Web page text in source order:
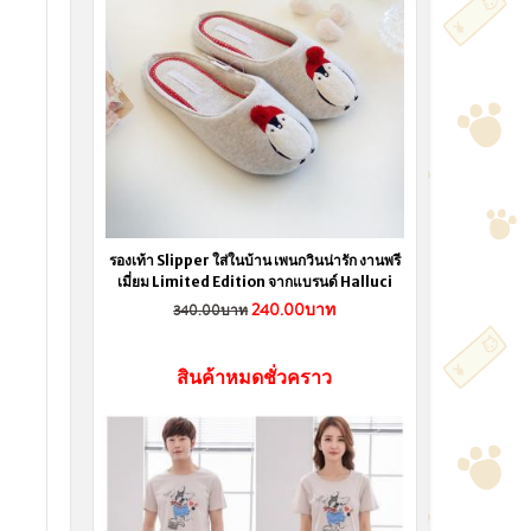
รองเท้า Slipper ใส่ในบ้าน เพนกวินน่ารัก งานพรี
เมี่ยม Limited Edition จากแบรนด์ Halluci
340.00บาท240.00บาท
สินค้าหมดชั่วคราว